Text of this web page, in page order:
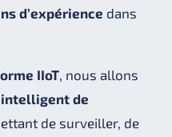
d’expérience dans
IIoT, nous allons
de
de surveiller, de